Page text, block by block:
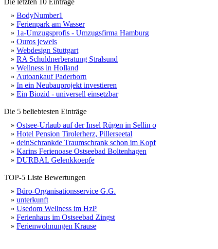
Die letzten 10 Einträge
» BodyNumber1
» Ferienpark am Wasser
» 1a-Umzugsprofis - Umzugsfirma Hamburg
» Ouros jewels
» Webdesign Stuttgart
» RA Schuldnerberatung Stralsund
» Wellness in Holland
» Autoankauf Paderborn
» In ein Neubauprojekt investieren
» Ein Biozid - universell einsetzbar
Die 5 beliebtesten Einträge
» Ostsee-Urlaub auf der Insel Rügen in Sellin o
» Hotel Pension Tirolerherz, Pillerseetal
» deinSchrankde Traumschrank schon im Kopf
» Karins Ferienoase Ostseebad Boltenhagen
» DURBAL Gelenkkoepfe
TOP-5 Liste Bewertungen
» Büro-Organisationsservice G.G.
» unterkunft
» Usedom Wellness im HzP
» Ferienhaus im Ostseebad Zingst
» Ferienwohnungen Krause